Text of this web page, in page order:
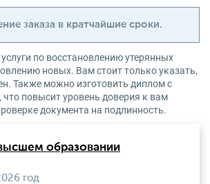
заказа в кратчайшие сроки.
по восстановлению утерянных
новых. Вам стоит только указать,
Также можно изготовить диплом с
что повысит уровень доверия к вам
документа на подлинность.
образовании
год